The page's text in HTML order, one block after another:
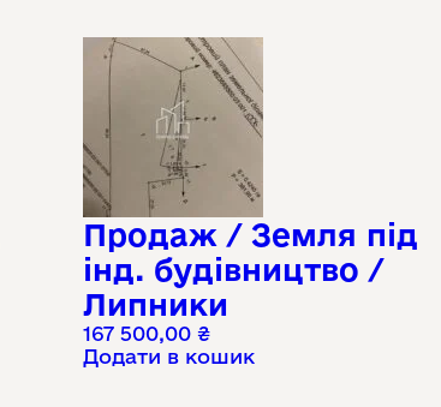
Продаж / Земля під
інд. будівництво /
Липники
167 500,00₴
Додати в кошик